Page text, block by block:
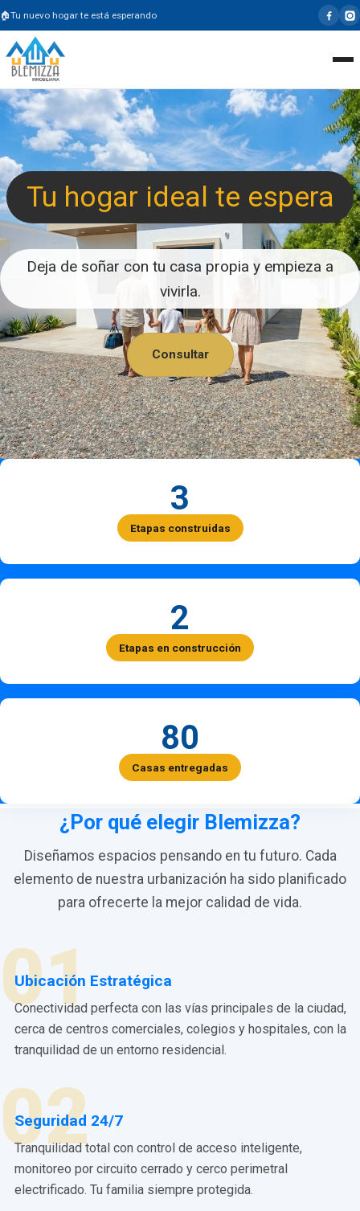
Tu nuevo hogar te está esperando
Tu hogar ideal te espera
Deja de soñar con tu casa propia y empieza a
vivirla.
Consultar
3
Etapas construidas
2
Etapas en construcción
80
Casas entregadas
¿Por qué elegir Blemizza?
Diseñamos espacios pensando en tu futuro. Cada
elemento de nuestra urbanización ha sido planificado
para ofrecerte la mejor calidad de vida.
01
Ubicación Estratégica
Conectividad perfecta con las vías principales de la ciudad,
cerca de centros comerciales, colegios y hospitales, con la
tranquilidad de un entorno residencial.
02
Seguridad 24/7
Tranquilidad total con control de acceso inteligente,
monitoreo por circuito cerrado y cerco perimetral
electrificado. Tu familia siempre protegida.